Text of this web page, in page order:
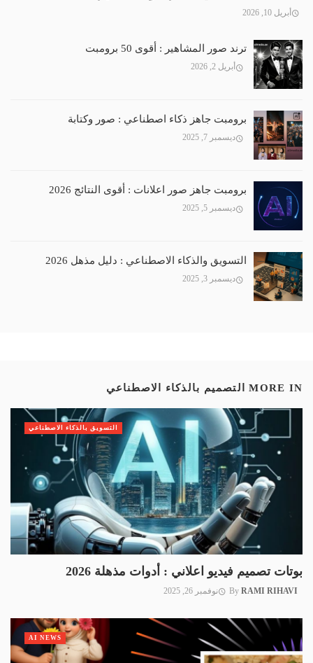
أبريل 10, 2026
ترند صور المشاهير : أقوى 50 برومبت
أبريل 2, 2026
برومبت جاهز ذكاء اصطناعي : صور وكتابة
ديسمبر 7, 2025
برومبت جاهز صور اعلانات : أقوى النتائج 2026
ديسمبر 5, 2025
التسويق والذكاء الاصطناعي : دليل مذهل 2026
ديسمبر 3, 2025
MORE IN التصميم بالذكاء الاصطناعي
بوتات تصميم فيديو اعلاني : أدوات مذهلة 2026
By RAMI RIHAVI نوفمبر 26, 2025
التسويق بالذكاء الاصطناعي
AI NEWS